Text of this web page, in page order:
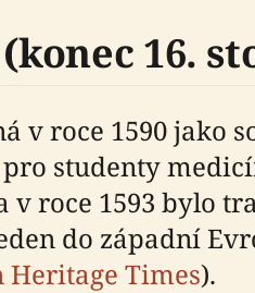
16.
v roce 1590 jako
studenty
v roce 1593 bylo
do západní
Heritage Times).